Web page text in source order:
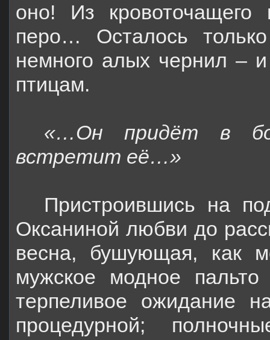
оно! Из
перо… Осталось
немного алых чернил –
птицам.
«…Он придёт в
встретит её…»
Пристроившись на
Оксаниной любви до
весна, бушующая, как
мужское модное пальто
терпеливое ожидание
процедурной;